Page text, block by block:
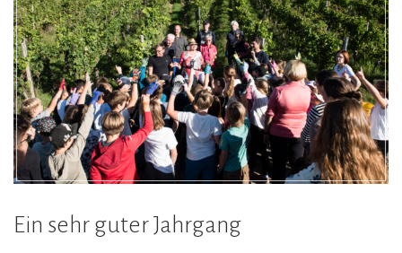
Ein sehr guter Jahrgang